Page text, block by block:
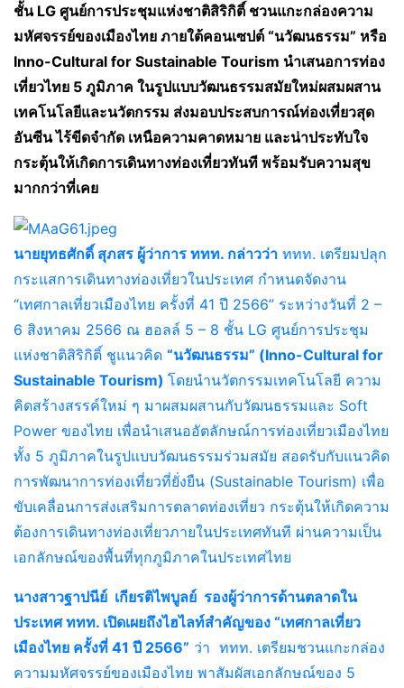
ชั้น LG ศูนย์การประชุมแห่งชาติสิริกิติ์ ชวนแกะกล่องความ
มหัศจรรย์ของเมืองไทย ภายใต้คอนเซปต์ “นวัฒนธรรม” หรือ
Inno-Cultural for Sustainable Tourism นำเสนอการท่อง
เที่ยวไทย 5 ภูมิภาค ในรูปแบบวัฒนธรรมสมัยใหม่ผสมผสาน
เทคโนโลยีและนวัตกรรม ส่งมอบประสบการณ์ท่องเที่ยวสุด
อันซีน ไร้ขีดจำกัด เหนือความคาดหมาย และน่าประทับใจ
กระตุ้นให้เกิดการเดินทางท่องเที่ยวทันที พร้อมรับความสุข
มากกว่าที่เคย
นายยุทธศักดิ์ สุภสร ผู้ว่าการ ททท. กล่าวว่า ททท. เตรียมปลุก
กระแสการเดินทางท่องเที่ยวในประเทศ กำหนดจัดงาน
“เทศกาลเที่ยวเมืองไทย ครั้งที่ 41 ปี 2566” ระหว่างวันที่ 2 –
6 สิงหาคม 2566 ณ ฮอลล์ 5 – 8 ชั้น LG ศูนย์การประชุม
แห่งชาติสิริกิติ์ ชูแนวคิด “นวัฒนธรรม” (Inno-Cultural for
Sustainable Tourism) โดยนำนวัตกรรมเทคโนโลยี ความ
คิดสร้างสรรค์ใหม่ ๆ มาผสมผสานกับวัฒนธรรมและ Soft
Power ของไทย เพื่อนำเสนออัตลักษณ์การท่องเที่ยวเมืองไทย
ทั้ง 5 ภูมิภาคในรูปแบบวัฒนธรรมร่วมสมัย สอดรับกับแนวคิด
การพัฒนาการท่องเที่ยวที่ยั่งยืน (Sustainable Tourism) เพื่อ
ขับเคลื่อนการส่งเสริมการตลาดท่องเที่ยว กระตุ้นให้เกิดความ
ต้องการเดินทางท่องเที่ยวภายในประเทศทันที ผ่านความเป็น
เอกลักษณ์ของพื้นที่ทุกภูมิภาคในประเทศไทย
นางสาวฐาปนีย์ เกียรติไพบูลย์ รองผู้ว่าการด้านตลาดใน
ประเทศ ททท. เปิดเผยถึงไฮไลท์สำคัญของ “เทศกาลเที่ยว
เมืองไทย ครั้งที่ 41 ปี 2566” ว่า ททท. เตรียมชวนแกะกล่อง
ความมหัศจรรย์ของเมืองไทย พาสัมผัสเอกลักษณ์ของ 5